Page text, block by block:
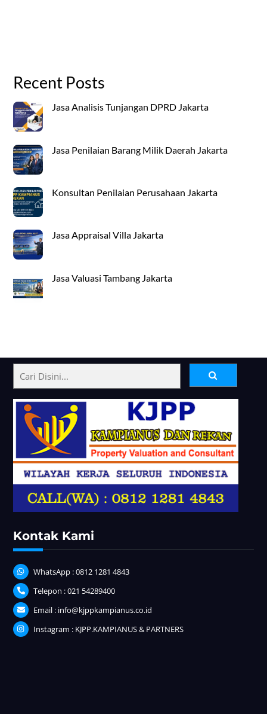
Recent Posts
Jasa Analisis Tunjangan DPRD Jakarta
Jasa Penilaian Barang Milik Daerah Jakarta
Konsultan Penilaian Perusahaan Jakarta
Jasa Appraisal Villa Jakarta
Jasa Valuasi Tambang Jakarta
Back
To
Top
Kontak Kami
WhatsApp : 0812 1281 4843
Telepon : 021 54289400
Email : info@kjppkampianus.co.id
Instagram : KJPP.KAMPIANUS & PARTNERS